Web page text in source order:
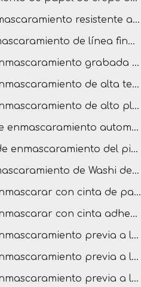
Papel de enmascaramiento resistente a alta temperatura
Cinta de enmascaramiento de línea fina de alta temperatura
Película de enmascaramiento grabada de doble extremo
Película de enmascaramiento de alta temperatura con cinta de PVC
Película de enmascaramiento de alto plato previa a la grabación
Soluciones de enmascaramiento automotriz para carrocería
Suministros de enmascaramiento del pintor
Cinta de enmascaramiento de Washi de baja tack
Película de enmascarar con cinta de papel crepe
Película de enmascarar con cinta adhesiva
Película de enmascaramiento previa a la grabación con cinta de baja tack
Película de enmascaramiento previa a la cinta con cinta washi premium
Película de enmascaramiento previa a la cinta con cinta washi